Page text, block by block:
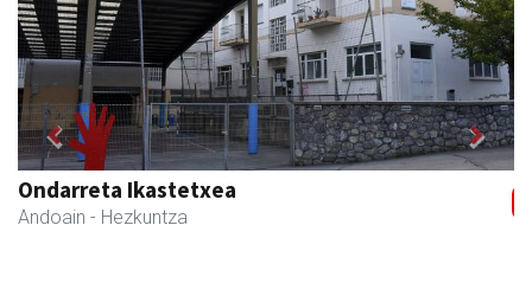
Kuttun kafetegia
Andoain - Gozotegiak
Previous Next